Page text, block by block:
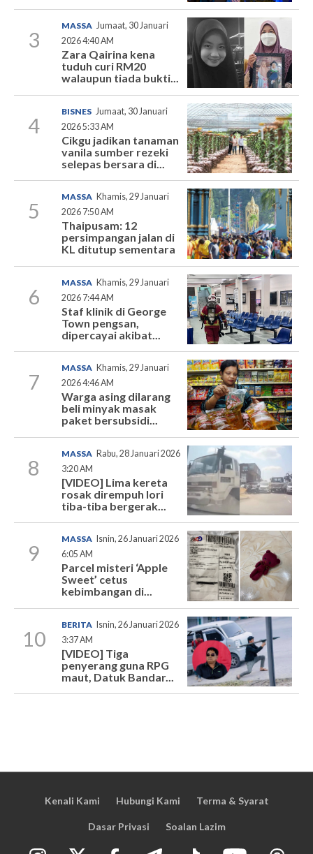
3
MASSA Jumaat, 30 Januari
2026 4:40 AM
Zara Qairina kena
tuduh curi RM20
walaupun tiada bukti...
4
BISNES Jumaat, 30 Januari
2026 5:33 AM
Cikgu jadikan tanaman
vanila sumber rezeki
selepas bersara di...
5
MASSA Khamis, 29 Januari
2026 7:50 AM
Thaipusam: 12
persimpangan jalan di
KL ditutup sementara
6
MASSA Khamis, 29 Januari
2026 7:44 AM
Staf klinik di George
Town pengsan,
dipercayai akibat...
7
MASSA Khamis, 29 Januari
2026 4:46 AM
Warga asing dilarang
beli minyak masak
paket bersubsidi...
8
MASSA Rabu, 28 Januari 2026
3:20 AM
[VIDEO] Lima kereta
rosak dirempuh lori
tiba-tiba bergerak...
9
MASSA
Isnin, 26 Januari 2026
6:05 AM
Parcel misteri ‘Apple
Sweet’ cetus
kebimbangan di...
10
BERITA Isnin, 26 Januari 2026
3:37 AM
[VIDEO] Tiga
penyerang guna RPG
maut, Datuk Bandar...
Kenali Kami Hubungi Kami Terma & Syarat
Dasar Privasi Soalan Lazim